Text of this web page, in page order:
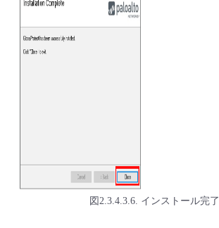
図2.3.4.3.6. インストール完了